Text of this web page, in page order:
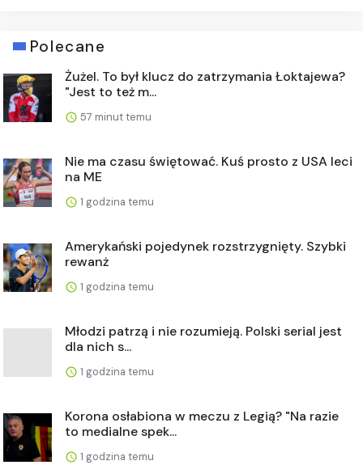
Polecane
Żużel. To był klucz do zatrzymania Łoktajewa?
"Jest to też m...
57 minut temu
Nie ma czasu świętować. Kuś prosto z USA leci
na ME
1 godzina temu
Amerykański pojedynek rozstrzygnięty. Szybki
rewanż
1 godzina temu
Młodzi patrzą i nie rozumieją. Polski serial jest
dla nich s...
1 godzina temu
Korona osłabiona w meczu z Legią? "Na razie
to medialne spek...
1 godzina temu